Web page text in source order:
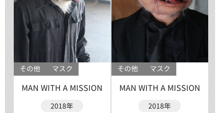
その他 マスク
MAN WITH A MISSION
2018年
その他 マスク
MAN WITH A MISSION
2018年